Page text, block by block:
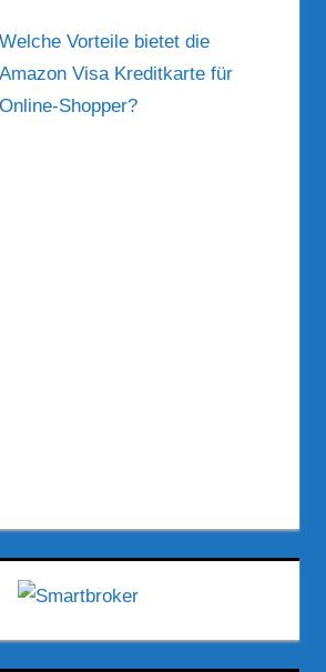
Welche Vorteile bietet die
Amazon Visa Kreditkarte für
Online-Shopper?